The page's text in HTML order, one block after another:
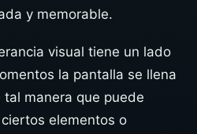
y memorable.
visual tiene un lado
la pantalla se llena
manera que puede
elementos o